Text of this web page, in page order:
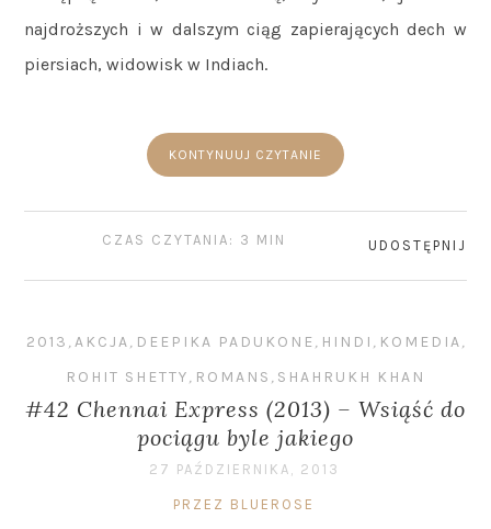
najdroższych i w dalszym ciąg zapierających dech w
piersiach, widowisk w Indiach.
KONTYNUUJ CZYTANIE
CZAS CZYTANIA: 3 MIN UDOSTĘPNIJ
2013 ,AKCJA, DEEPIKA PADUKONE, HINDI , KOMEDIA,
ROHIT SHETTY, ROMANS , SHAHRUKH KHAN
#42 Chennai Express (2013) – Wsiąść do
pociągu byle jakiego
27 PAŹDZIERNIKA, 2013
PRZEZ BLUEROSE